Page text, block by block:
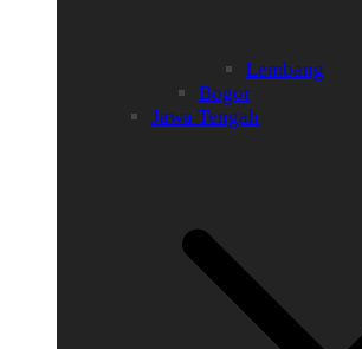
Lembang
Bogor
Jawa Tengah